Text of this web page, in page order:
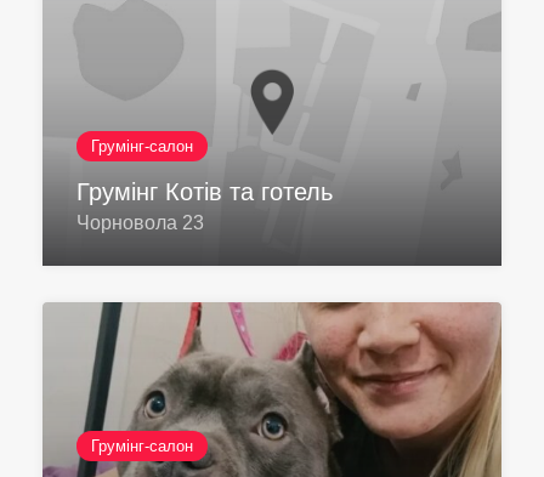
Грумінг-салон
Грумінг Котів та готель
Чорновола 23
Грумінг-салон